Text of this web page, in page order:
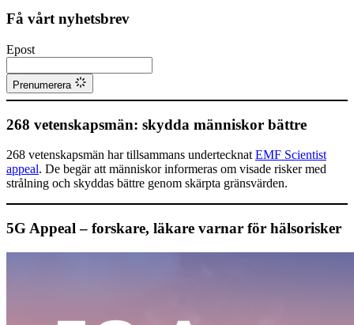
Få vårt nyhetsbrev
Epost
Prenumerera
268 vetenskapsmän: skydda människor bättre
268 vetenskapsmän har tillsammans undertecknat EMF Scientist
appeal. De begär att människor informeras om visade risker med
strålning och skyddas bättre genom skärpta gränsvärden.
5G Appeal – forskare, läkare varnar för hälsorisker